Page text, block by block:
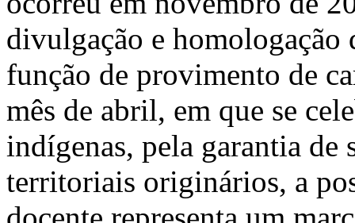
divulgação e homologação
função de provimento de
mês de abril, em que se
indígenas, pela garantia de
territoriais originários, a